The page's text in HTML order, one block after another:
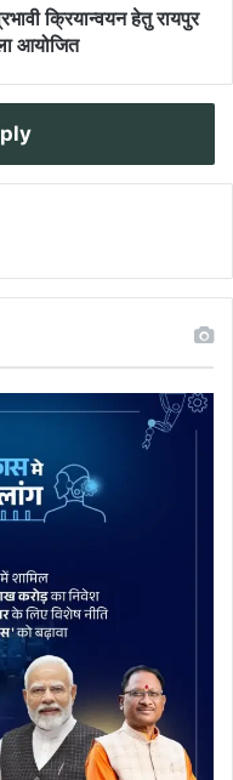
क्रियान्वयन हेतु रायपुर
आयोजित